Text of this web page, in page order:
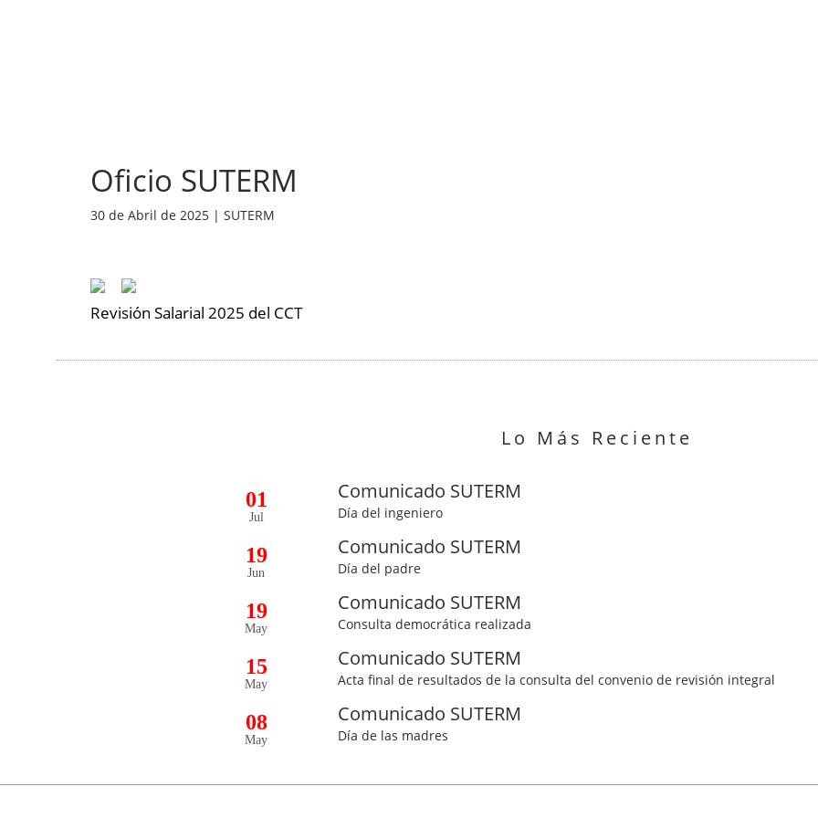
Oficio SUTERM
30 de Abril de 2025 | SUTERM
Revisión Salarial 2025 del CCT
Lo Más Reciente
01
Jul
Comunicado SUTERM
Día del ingeniero
19
Jun
Comunicado SUTERM
Día del padre
19
May
Comunicado SUTERM
Consulta democrática realizada
15
May
Comunicado SUTERM
Acta final de resultados de la consulta del convenio de revisión integral
08
May
Comunicado SUTERM
Día de las madres